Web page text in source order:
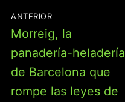
DE
ENTRADAS
ANTERIOR
Entrada
anterior:
Morreig, la
panadería-heladería
de Barcelona que
rompe las leyes de